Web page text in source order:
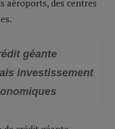
aéroports, des centres
géante
investissement